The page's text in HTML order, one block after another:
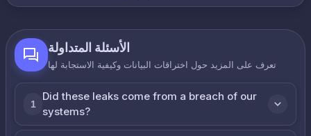
الأسئلة المتداولة
تعرف على المزيد حول اختراقات البيانات وكيفية الاستجابة لها
1
Did these leaks come from a breach of our
systems?